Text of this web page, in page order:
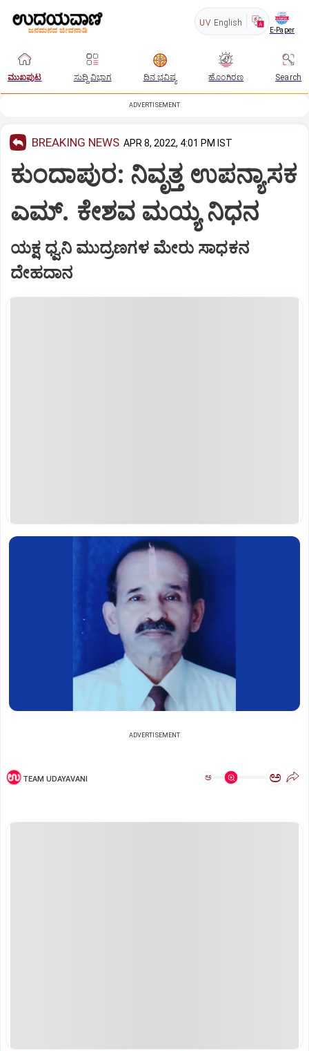
UV English
E-Paper
ಮುಖಪುಟ ಸುದ್ದಿ ವಿಭಾಗ ದಿನ ಭವಿಷ್ಯ ಹೊಂಗಿರಣ Search
ADVERTISEMENT
BREAKING NEWS APR 8, 2022, 4:01 PM IST
ಕುಂದಾಪುರ: ನಿವೃತ್ತ ಉಪನ್ಯಾಸಕ
ಎಮ್. ಕೇಶವ ಮಯ್ಯ ನಿಧನ
ಯಕ್ಷ ಧ್ವನಿ ಮುದ್ರಣಗಳ ಮೇರು ಸಾಧಕನ
ದೇಹದಾನ
ADVERTISEMENT
TEAM UDAYAVANI ಅ ಅ